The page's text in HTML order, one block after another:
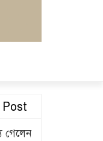
Post
গেলেন